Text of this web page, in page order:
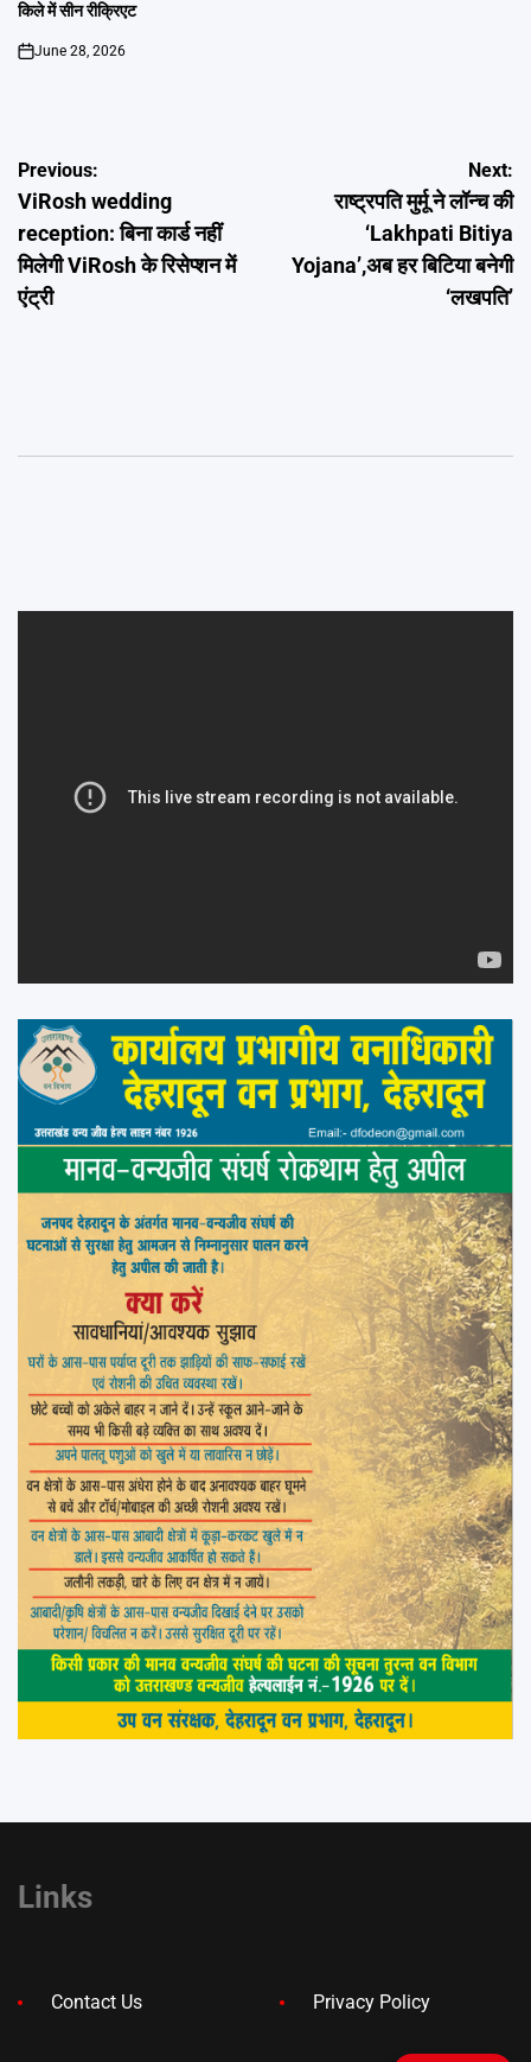
किले में सीन रीक्रिएट
on
June 28, 2026
Post
navigation
Previous:
ViRosh wedding
reception: बिना कार्ड नहीं
मिलेगी ViRosh के रिसेप्शन में
एंट्री
Next:
राष्ट्रपति मुर्मू ने लॉन्च की
‘Lakhpati Bitiya
Yojana’,अब हर बिटिया बनेगी
‘लखपति’
Links
Contact Us Privacy Policy